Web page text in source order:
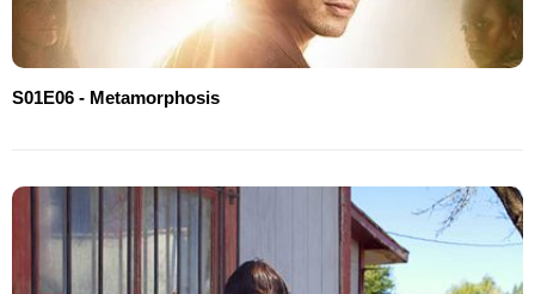
S01E06 - Metamorphosis